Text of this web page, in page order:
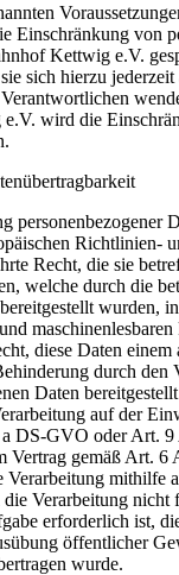
Einschränkung von
Kettwig e.V.
sich hierzu
wird die
personenbezogener
Richtlinien-
Recht, die sie
welche durch die
wurden,
diese Daten einem
durch den
Daten
auf der
DS-GVO oder Art. 9
Vertrag gemäß Art. 6
mithilfe
Verarbeitung nicht
erforderlich ist,
öffentlicher
wurde.